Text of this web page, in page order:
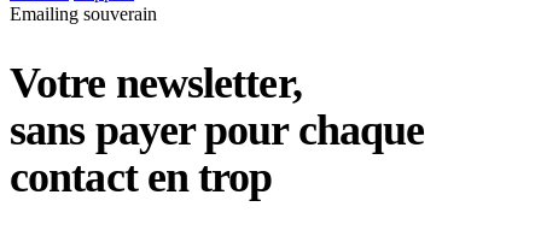
Emailing souverain
Votre newsletter,
sans payer pour chaque
contact en trop